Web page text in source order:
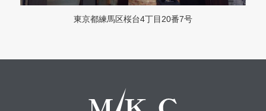
東京都練馬区桜台4丁目20番7号